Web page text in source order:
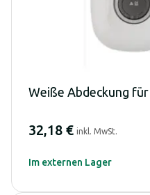
Weiße Abdeckung
32,18 € inkl. MwSt.
Im externen Lager